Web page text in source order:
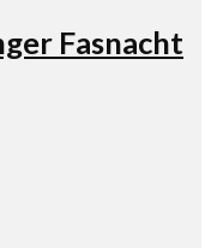
Fasnacht